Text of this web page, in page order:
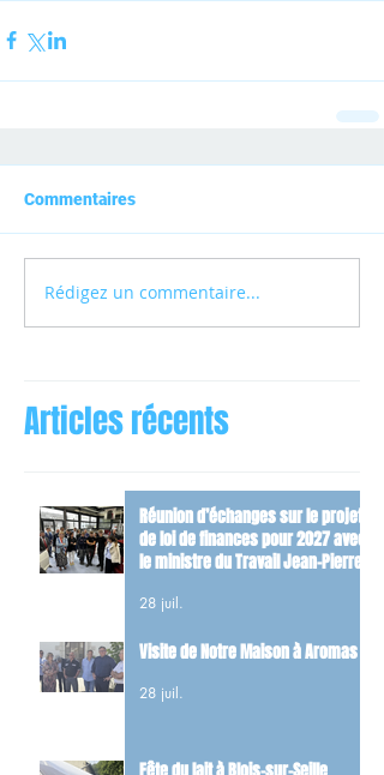
Commentaires
Rédigez un commentaire...
Articles récents
Réunion d’échanges sur le projet
de loi de finances pour 2027 avec
le ministre du Travail Jean-Pierre
28 juil.
Visite de Notre Maison à Aromas
28 juil.